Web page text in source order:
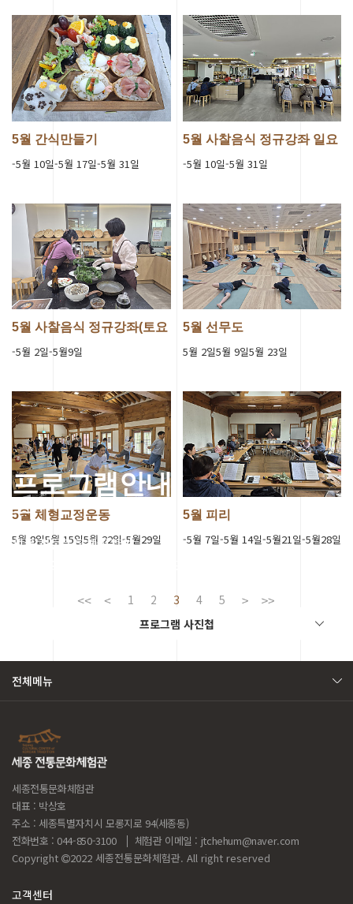
프로그램안내
세종 전통문화체험관의
프로그램 사진첩
5월 간식만들기
-5월 10일-5월 17일-5월 31일
5월 사찰음식 정규강좌 일요
-5월 10일-5월 31일
5월 사찰음식 정규강좌(토요
-5월 2일-5월9일
5월 선무도
5월 2일5월 9일5월 23일
5월 체형교정운동
5월 8일5월 15일5월 22일-5월29일
5월 피리
-5월 7일-5월 14일-5월21일-5월28일
1 2 3 4 5
전체메뉴
세종전통문화체험관
대표 : 박상호
주소 : 세종특별자치시 모롱지로 94(세종동)
전화번호 : 044-850-3100
체험관 이메일 : jtchehum@naver.com
Copyright
2022 세종전통문화체험관. All right reserved
고객센터